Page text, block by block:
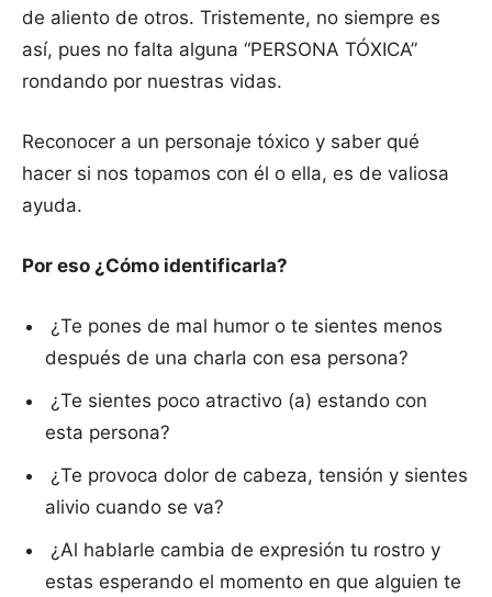
de aliento de otros. Tristemente, no siempre es
así, pues no falta alguna “PERSONA TÓXICA”
rondando por nuestras vidas.
Reconocer a un personaje tóxico y saber qué
hacer si nos topamos con él o ella, es de valiosa
ayuda.
Por eso ¿Cómo identificarla?
¿Te pones de mal humor o te sientes menos
después de una charla con esa persona?
¿Te sientes poco atractivo (a) estando con
esta persona?
¿Te provoca dolor de cabeza, tensión y sientes
alivio cuando se va?
¿Al hablarle cambia de expresión tu rostro y
estas esperando el momento en que alguien te